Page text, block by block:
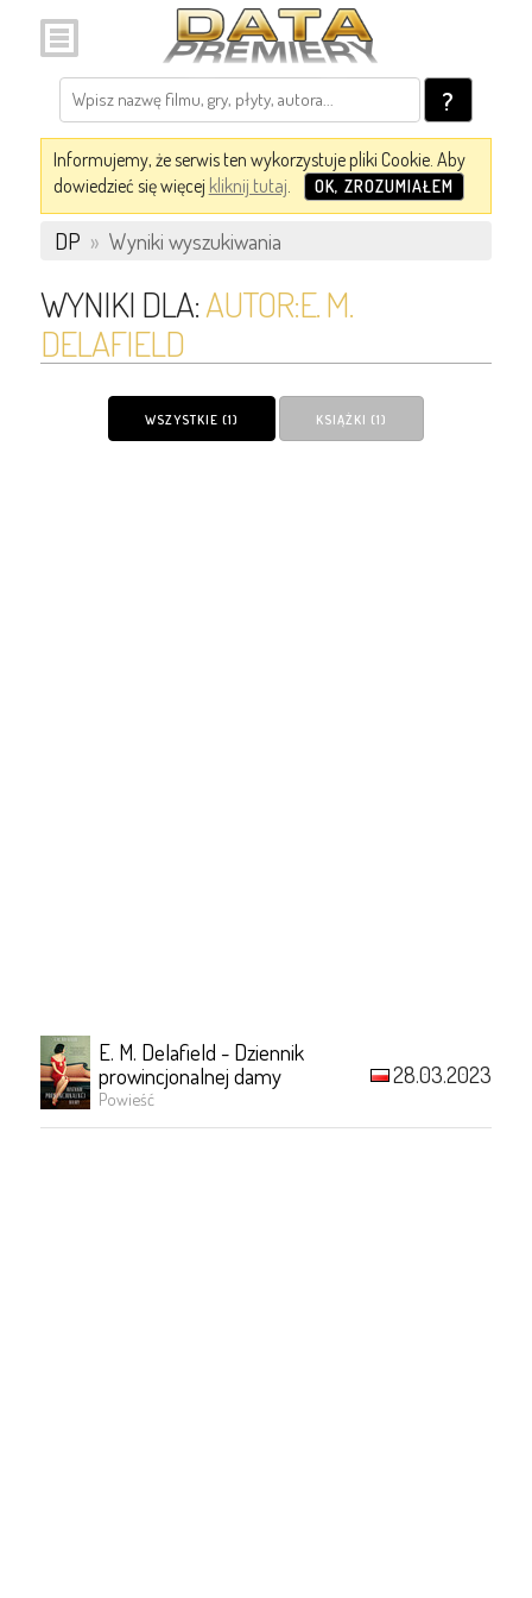
?
Informujemy, że serwis ten wykorzystuje pliki Cookie. Aby
dowiedzieć się więcej kliknij tutaj. OK, ZROZUMIAŁEM
DP » Wyniki wyszukiwania
WYNIKI DLA:AUTOR:E. M.
DELAFIELD
WSZYSTKIE (1) KSIĄŻKI (1)
E. M. Delafield - Dziennik
prowincjonalnej damy
Powieść
28.03.2023